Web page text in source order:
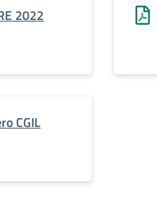
2022
CGIL